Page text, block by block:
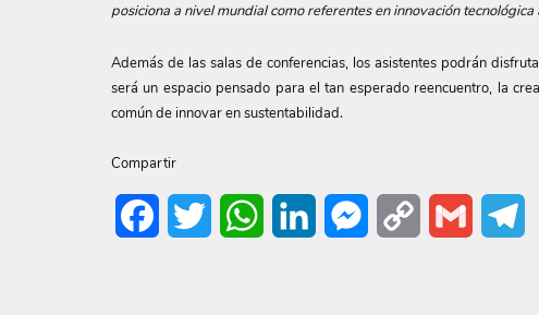
posiciona a nivel mundial como referentes en innovación
Además de las salas de conferencias, los asistentes podrán
será un espacio pensado para el tan esperado reencuentro, la
común de innovar en sustentabilidad.
Compartir
FacebookTwitter WhatsAppLinkedIn Messenger
Copy
Gmail